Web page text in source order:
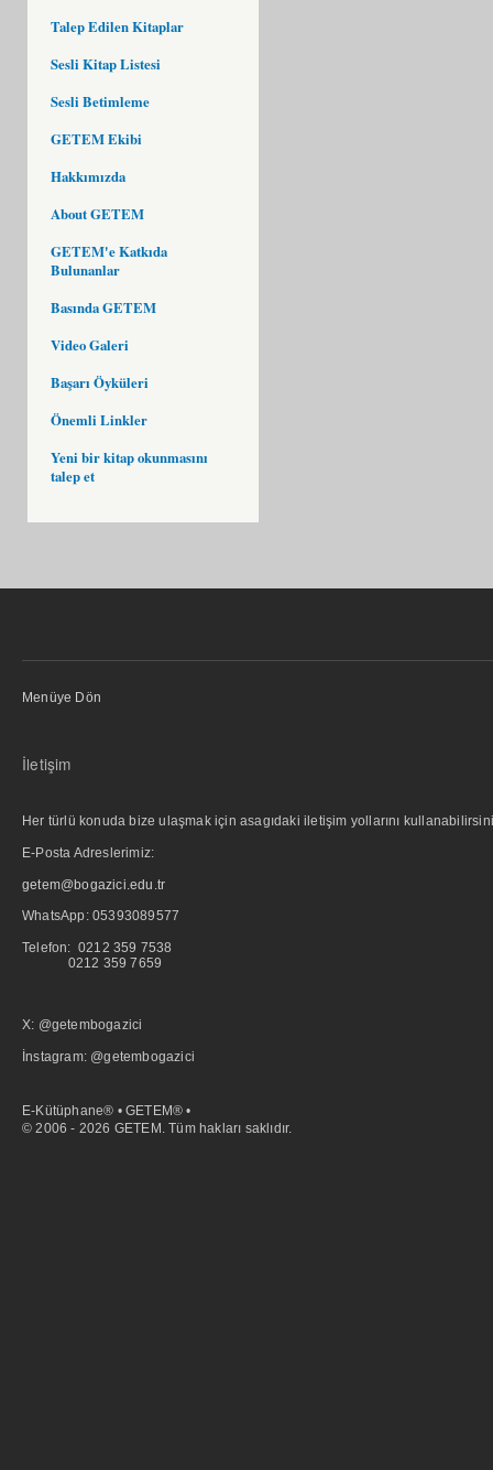
Talep Edilen Kitaplar
Sesli Kitap Listesi
Sesli Betimleme
GETEM Ekibi
Hakkımızda
About GETEM
GETEM'e Katkıda
Bulunanlar
Basında GETEM
Video Galeri
Başarı Öyküleri
Önemli Linkler
Yeni bir kitap okunmasını
talep et
Menüye Dön
İletişim
Her türlü konuda bize ulaşmak için asagıdaki iletişim yollarını
E-Posta Adreslerimiz:
getem@bogazici.edu.tr
WhatsApp: 05393089577
Telefon: 0212 359 7538
0212 359 7659
X: @getembogazici
İnstagram: @getembogazici
E-Kütüphane® • GETEM® •
© 2006 - 2026 GETEM. Tüm hakları saklıdır.